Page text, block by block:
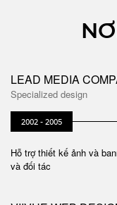
LEAD MEDIA
Specialized design
2002 - 2005
Hỗ trợ thiết kế ảnh và
và đối tác